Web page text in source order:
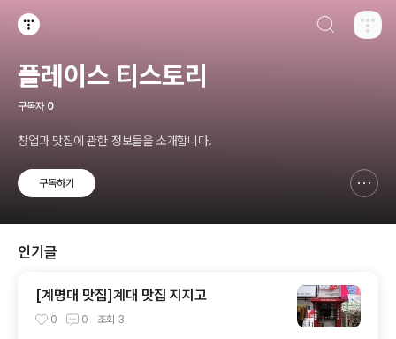
플레이스 티스토리
구독자 0
창업과 맛집에 관한 정보들을 소개합니다.
구독하기
인기글
[계명대 맛집]계대 맛집 지지고
0 0 조회 3